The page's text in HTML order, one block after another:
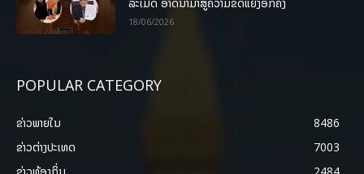
ລະເມີດ ອາດນໍາມາສູ່ຄວາມຂັດແຍ້ງອີກຄັ້ງ
18/06/2026
POPULAR CATEGORY
ຂ່າວພາຍ​ໃນ
8486
ຂ່າວຕ່າງປະເທດ
7003